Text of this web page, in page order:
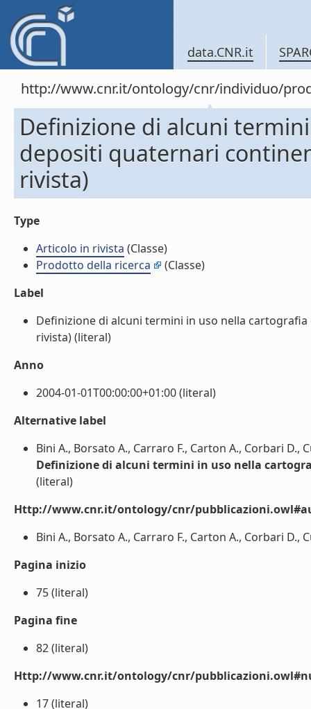
data.CNR.it
http://www.cnr.it/ontology/cnr/individuo/
Definizione di alcuni
depositi quaternari
rivista)
Type
Articolo in rivista (Classe)
Prodotto della ricerca
(Classe)
Label
Definizione di alcuni termini in uso nella
rivista) (literal)
Anno
2004-01-01T00:00:00+01:00 (literal)
Alternative label
Bini A., Borsato A., Carraro F., Carton A., Corbari D.,
Definizione di alcuni termini in uso nella
(literal)
Http://www.cnr.it/ontology/cnr/
Bini A., Borsato A., Carraro F., Carton A., Corbari
Pagina inizio
75 (literal)
Pagina fine
82 (literal)
Http://www.cnr.it/ontology/cnr/
17 (literal)